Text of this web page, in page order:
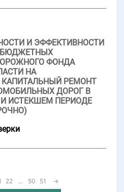
И ЭФФЕКТИВНОСТИ
БЮДЖЕТНЫХ
ФОНДА
НА
РЕМОНТ
ДОРОГ В
И ИСТЕКШЕМ ПЕРИОДЕ
22 ... 50 51 →